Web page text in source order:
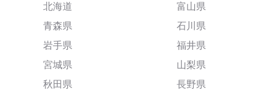
北海道
青森県
岩手県
宮城県
秋田県
富山県
石川県
福井県
山梨県
長野県